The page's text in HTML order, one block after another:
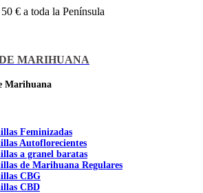
€ a toda la Península
MARIHUANA
Marihuana
Feminizadas
Autoflorecientes
a granel baratas
de Marihuana Regulares
CBG
CBD